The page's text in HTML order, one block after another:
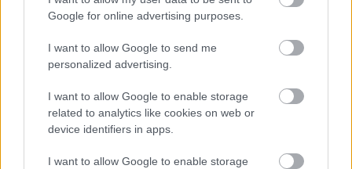
Google for online advertising purposes.
I want to allow Google to send me
personalized advertising.
I want to allow Google to enable storage
related to analytics like cookies on web or
device identifiers in apps.
I want to allow Google to enable storage
Poniżej znajdziesz także ostatnie mecze obu drużyn oraz statystyki
Cracovia vs. Raków Częstochowa - relacja, wynik na żywo,
transmisja
Wynik meczu Cracovia - Raków Częstochowa znajdziesz na naszej stronie
zaraz po jego zakończeniu. Jeżeli szukasz informacji meczowych, zajrzyj
Cracovia vs. Raków Częstochowa - wynik, składy, strzelcy
Jeżeli w internecie lub TV dostępna jest
albo innych spotkań Ekstraklasa na